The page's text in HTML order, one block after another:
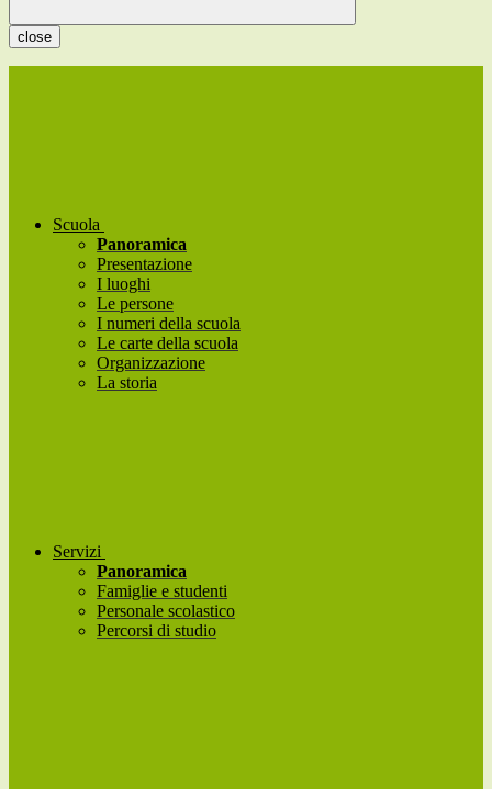
close
Scuola
Panoramica
Presentazione
I luoghi
Le persone
I numeri della scuola
Le carte della scuola
Organizzazione
La storia
Servizi
Panoramica
Famiglie e studenti
Personale scolastico
Percorsi di studio